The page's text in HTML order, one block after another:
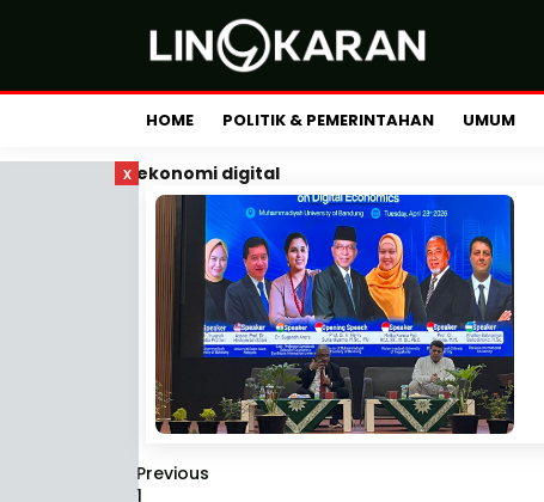
HOME POLITIK & PEMERINTAHAN UMUM
x ekonomi digital
Previous
1